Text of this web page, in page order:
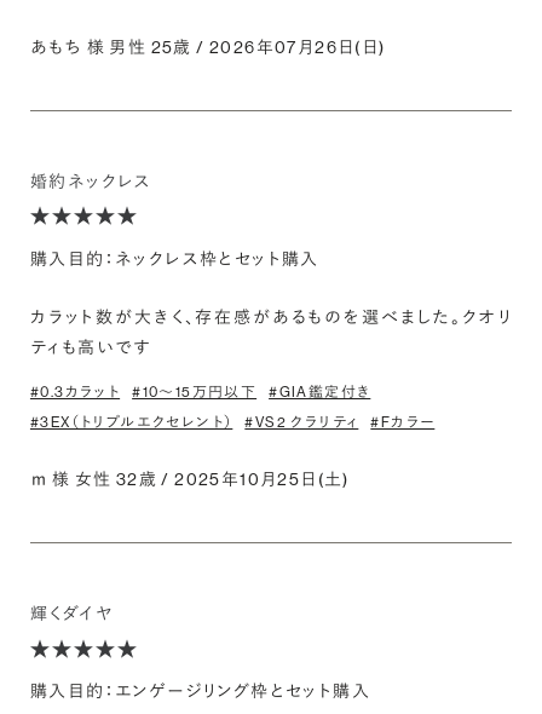
あもち 様 男性 25歳 / 2026年07月26日(日)
婚約ネックレス
購入目的：ネックレス枠とセット購入
カラット数が大きく、存在感があるものを選べました。クオリ
ティも高いです
#0.3カラット #10〜15万円以下
#GIA鑑定付き
#3EX（トリプルエクセレント）
#VS2 クラリティ #Fカラー
ｍ 様 女性 32歳 / 2025年10月25日(土)
輝くダイヤ
購入目的：エンゲージリング枠とセット購入